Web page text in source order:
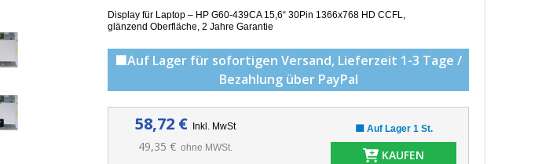
Display für Laptop – HP G60-439CA 15,6“ 30Pin 1366x768 HD CCFL,
g länzend Oberfläche, 2 Jahre Garantie
🟩Auf Lager für sofortigen Versand, Lieferzeit 1-3 Tage /
Bezahlung über PayPal
58,72 € Inkl. MwSt
49,35 € ohne MWSt.
🟩 Auf Lager 1 St.
KAUFEN